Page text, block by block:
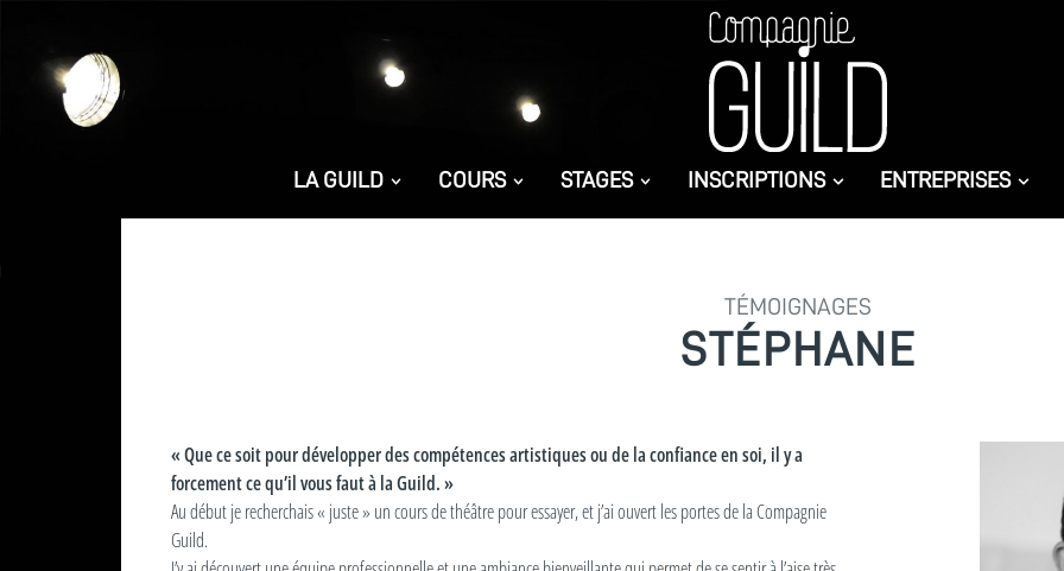
LA GUILD COURS STAGES INSCRIPTIONS ENTREPRISES
TÉMOIGNAGES
STÉPHANE
« Que ce soit pour développer des compétences artistiques ou de la confiance en soi, il y a
forcement ce qu’il vous faut à la Guild. »
Au début je recherchais « juste » un cours de théâtre pour essayer, et j’ai ouvert les portes de la Compagnie
Guild.